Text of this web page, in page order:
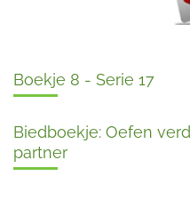
Boekje 8 - Serie 17
Biedboekje: Oefen
partner